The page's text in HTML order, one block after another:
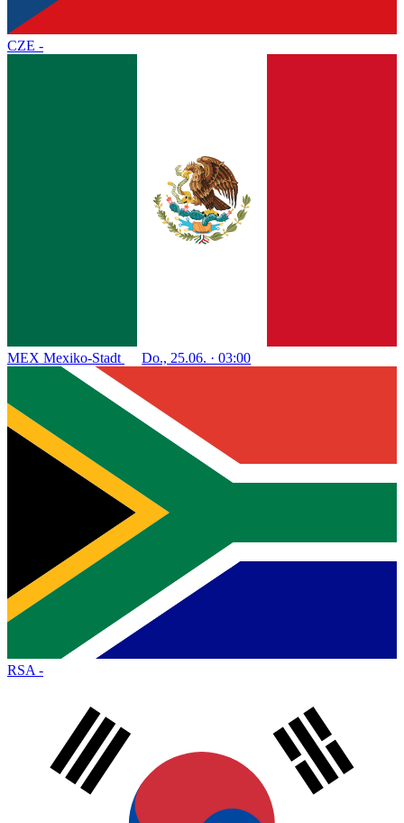
CZE -
MEX Mexiko-Stadt Do., 25.06. · 03:00
RSA -